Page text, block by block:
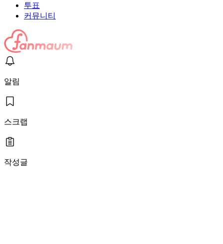
투표
커뮤니티
알림
스크랩
작성글